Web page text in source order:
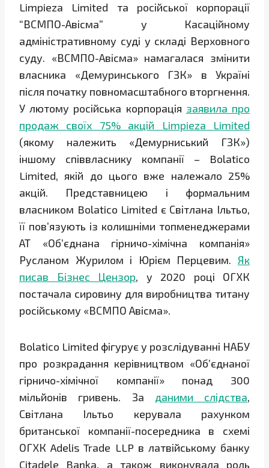
Limpieza Limited та російської корпорації
“ВСМПО-Авісма” у Касаційному
адміністративному суді у складі Верховного
суду. «ВСМПО-Авісма» намагалася змінити
власника «Демуринського ГЗК» в Україні
після початку повномасштабного вторгнення.
У лютому російська корпорація заявила про
продаж своїх 75% акцій Limpieza Limited
(якому належить «Демурниський ГЗК»)
іншому співвласнику компанії – Bolatico
Limited, якій до цього вже належало 25%
акцій. Представницею і формальним
власником Bolatico Limited є Світлана Ільтьо,
її повʼязують із колишніми топменеджерами
АТ «Об’єднана гірничо-хімічна компанія»
Русланом Журилом і Юрієм Перцевим. Як
писав Бізнес Цензор, у 2020 році ОГХК
постачала сировину для виробництва титану
російському «ВСМПО Авісма».
Bolatico Limited фігурує у розслідуванні НАБУ
про розкрадання керівництвом «Об’єднаної
гірничо-хімічної компанії» понад 300
мільйонів гривень. За даними слідства,
Світлана Ільтьо керувала рахунком
британської компанії-посередника в схемі
ОГХК Adelis Trade LLP в латвійському банку
Citadele Banka, а також виконувала роль